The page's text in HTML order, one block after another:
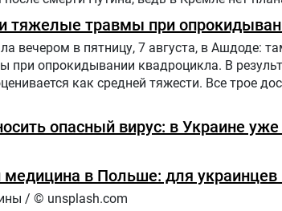
тяжелые травмы при
вечером в пятницу, 7 августа, в Ашдоде:
при опрокидывании квадроцикла. В
как средней тяжести. Все трое
опасный вирус: в Украине
в Польше: для
/ © unsplash.com